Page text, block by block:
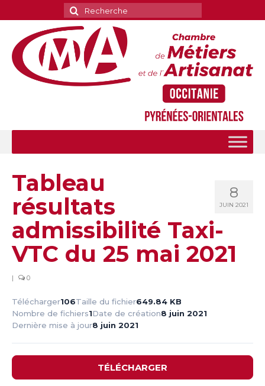
Rechercher
:
8
JUIN 2021
Tableau
résultats
admissibilité Taxi-
VTC du 25 mai 2021
| 0
Télécharger106Taille du fichier649.84 KB
Nombre de fichiers1Date de création8 juin 2021
Dernière mise à jour8 juin 2021
TÉLÉCHARGER